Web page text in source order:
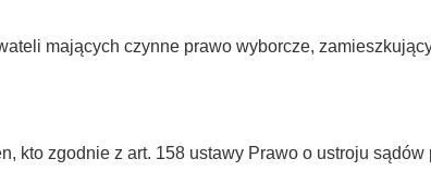
mających czynne prawo wyborcze,
kto zgodnie z art. 158 ustawy Prawo o ustroju sądów